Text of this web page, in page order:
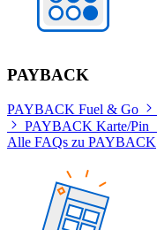
PAYBACK
PAYBACK Fuel & Go
PAYBACK Karte/Pin
Alle FAQs zu PAYBACK